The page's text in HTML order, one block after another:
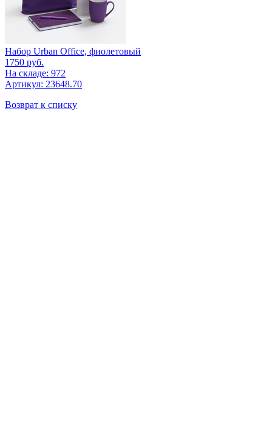
Набор Urban Office, фиолетовый
1750 руб.
На складе: 972
Артикул: 23648.70
Возврат к списку